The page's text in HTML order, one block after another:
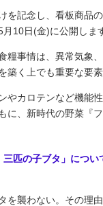
を記念し、看板商品
10日(金)に公開しま
糧事情は、異常気象
築く上でも重要な要素
やカロテンなど機能
に、新時代の野菜『
匹の子ブタ」につい
を襲わない。その理